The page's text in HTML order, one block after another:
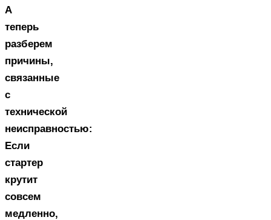
А
теперь
разберем
причины,
связанные
с
технической
неисправностью:
Если
стартер
крутит
совсем
медленно,